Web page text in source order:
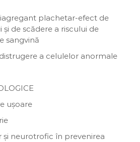
plachetar-efect de
de scădere a riscului de
sangvină
a celulelor anormale
ușoare
neurotrofic în prevenirea